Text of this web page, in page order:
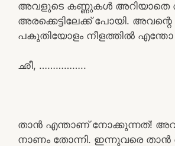
അവളുടെ കണ്ണുകൾ അറിയാതെ
അരക്കെട്ടിലേക്ക് പോയി.
പകുതിയോളം നീളത്തിൽ എന്തോ
ഛീ, ……………..
താൻ എന്താണ് നോക്കുന്നത്!
നാണം തോന്നി. ഇന്നുവരെ